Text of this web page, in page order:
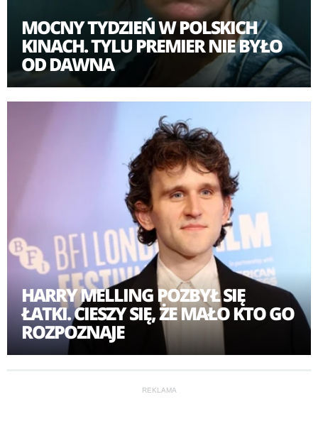
MOCNY TYDZIEŃ W POLSKICH
KINACH. TYLU PREMIER NIE BYŁO
OD DAWNA
HARRY MELLING POZBYŁ SIĘ
ŁATKI. CIESZY SIĘ, ŻE MAŁO KTO GO
ROZPOZNAJE
REKLAMA